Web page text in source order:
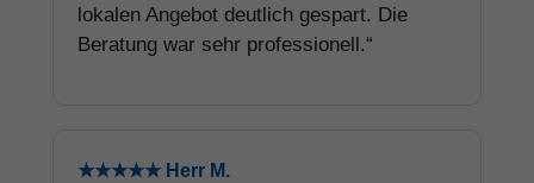
lokalen Angebot deutlich gespart. Die
Beratung war sehr professionell.“
★★★★★ Herr M.